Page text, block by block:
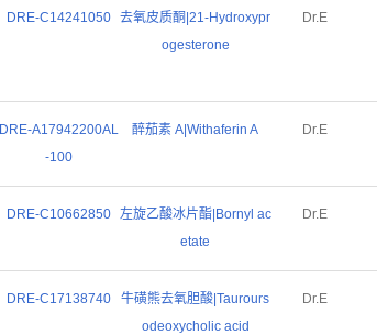
DRE-C14241050 去氧皮质酮|21-Hydroxypr
ogesterone
Dr.E
DRE-A17942200AL
-100
醉茄素 A|Withaferin A Dr.E
DRE-C10662850 左旋乙酸冰片酯|Bornyl ac
etate
Dr.E
DRE-C17138740
牛磺熊去氧胆酸|Taurours
odeoxycholic acid
Dr.E